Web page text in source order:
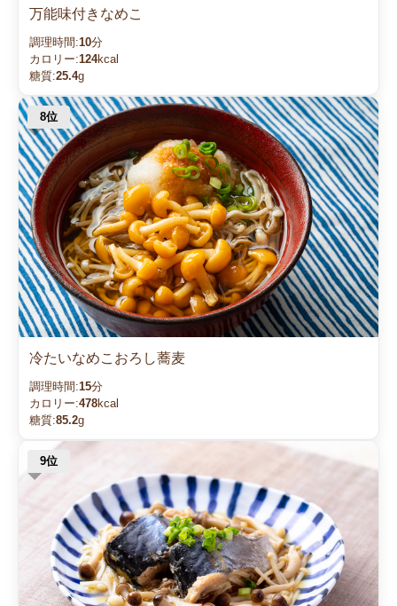
万能味付きなめこ
調理時間:10分
カロリー:124kcal
糖質:25.4g
冷たいなめこおろし蕎麦
調理時間:15分
カロリー:478kcal
糖質:85.2g